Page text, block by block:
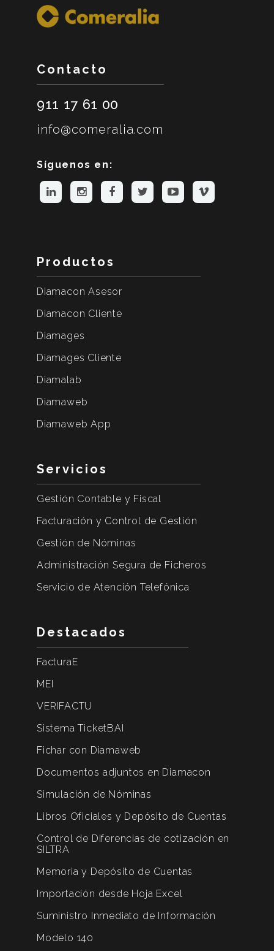
Contacto
911 17 61 00
info@comeralia.com
Síguenos en:
Productos
Diamacon Asesor
Diamacon Cliente
Diamages
Diamages Cliente
Diamalab
Diamaweb
Diamaweb App
Servicios
Gestión Contable y Fiscal
Facturación y Control de Gestión
Gestión de Nóminas
Administración Segura de Ficheros
Servicio de Atención Telefónica
Destacados
FacturaE
MEI
VERIFACTU
Sistema TicketBAI
Fichar con Diamaweb
Documentos adjuntos en Diamacon
Simulación de Nóminas
Libros Oficiales y Depósito de Cuentas
Control de Diferencias de cotización en
SILTRA
Memoria y Depósito de Cuentas
Importación desde Hoja Excel
Suministro Inmediato de Información
Modelo 140